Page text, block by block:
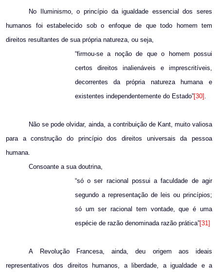
No Iluminismo, o princípio da igualdade essencial dos seres
humanos foi estabelecido sob o enfoque de que todo homem tem
direitos resultantes de sua própria natureza, ou seja,
“firmou-se a noção de que o homem possui
certos direitos inalienáveis e imprescritíveis,
decorrentes da própria natureza humana e
existentes independentemente do Estado”[30] .
Não se pode olvidar, ainda, a contribuição de Kant, muito valiosa
para a construção do princípio dos direitos universais da pessoa
humana.
Consoante a sua doutrina,
“só o ser racional possui a faculdade de agir
segundo a representação de leis ou princípios;
só um ser racional tem vontade, que é uma
espécie de razão denominada razão prática”[31]
A Revolução Francesa, ainda, deu origem aos ideais
representativos dos direitos humanos, a liberdade, a igualdade e a